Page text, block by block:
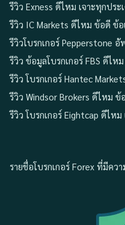
รีวิว Exness ดีไหม เจาะทุกประ
รีวิว IC Markets ดีไหม ข้อดี ข้อ
รีวิวโบรกเกอร์ Pepperstone
รีวิว ข้อมูลโบรกเกอร์ FBS ดีไห
รีวิว โบรกเกอร์ Hantec
รีวิว Windsor Brokers ดีไหม ข้
รีวิว โบรกเกอร์ Eightcap ดีไห
รายชื่อโบรกเกอร์ Forex ที่มีคว